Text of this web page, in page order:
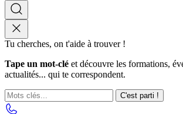
Tu cherches, on t'aide à trouver !
Tape un mot-clé et découvre les formations,
actualités... qui te correspondent.
C'est parti !